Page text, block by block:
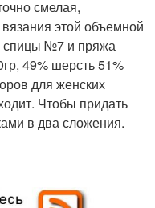
смелая,
этой объемной
спицы №7 и пряжа
49% шерсть 51%
для женских
Чтобы придать
в два сложения.